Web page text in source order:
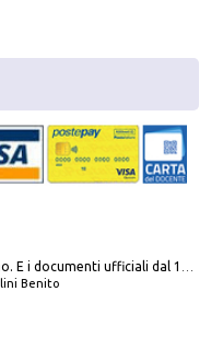
Benito